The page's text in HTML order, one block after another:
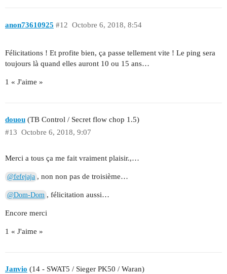
anon73610925 Octobre 6, 2018, 8:54
#12
Félicitations ! Et profite bien, ça passe tellement vite ! Le ping sera
toujours là quand elles auront 10 ou 15 ans…
1 « J'aime »
douou (TB Control / Secret flow chop 1.5)
Octobre 6, 2018, 9:07
#13
Merci a tous ça me fait vraiment plaisir.,…
@fefejaja , non non pas de troisième…
@Dom-Dom , félicitation aussi…
Encore merci
1 « J'aime »
Janvio (14 - SWAT5 / Sieger PK50 / Waran)